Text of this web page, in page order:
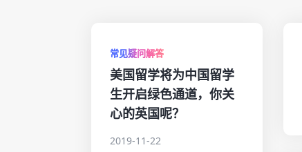
常见疑问解答
美国留学将为中国留学
生开启绿色通道，你关
心的英国呢？
2019-11-22